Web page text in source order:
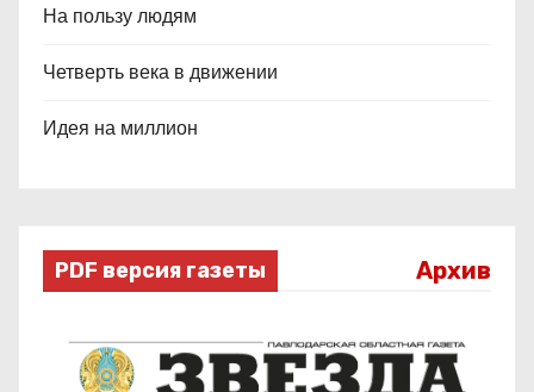
На пользу людям
Четверть века в движении
Идея на миллион
PDF версия газеты Архив